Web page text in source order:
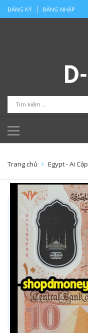
ĐĂNG KÝ ĐĂNG NHẬP
Trang chủ Egypt - Ai Cập